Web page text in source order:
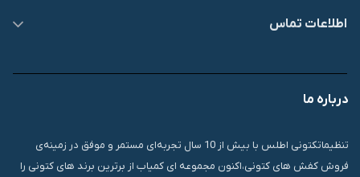
اطلاعات تماس
درباره ما
تنظیماتکتونی اطلس با بیش از 10 سال تجربه‌ای مستمر و موفق در زمینه‌ی
فروش کفش های کتونی،اکنون مجموعه ای کمیاب از برترین برند های کتونی را